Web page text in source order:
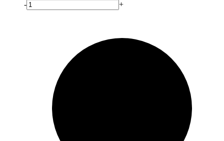
- +